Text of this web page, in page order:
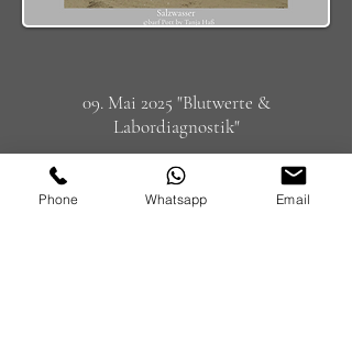
09. Mai 2025 "Blutwerte &
Labordiagnostik"
Phone Whatsapp Email